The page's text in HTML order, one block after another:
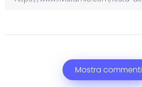
Mostra commenti